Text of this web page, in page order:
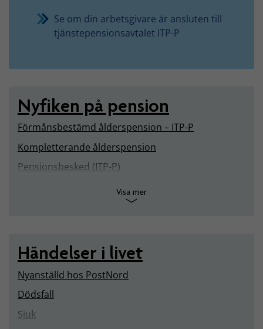
Se om din arbetsgivare är ansluten till
tjänstepensionsavtalet ITP-P
Nyfiken på pension
Förmånsbestämd ålderspension – ITP-P
Kompletterande ålderspension
Pensionsbesked (ITP-P)
Visa mer
Händelser i livet
Nyanställd hos PostNord
Dödsfall
Sjuk